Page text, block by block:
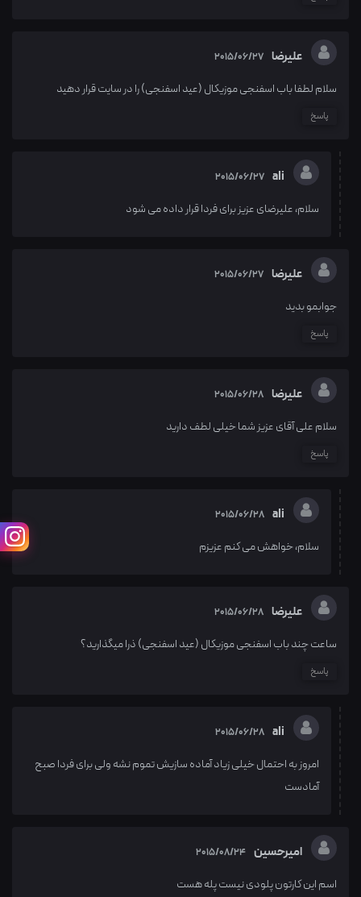
علیرضا 2015/06/27
سلام لطفا باب اسفنجی موزیکال (عید اسفنجی) را در سایت قرار دهید
پاسخ
ali
2015/06/27
سلام، علیرضای عزیز برای فردا قرار داده می شود
علیرضا 2015/06/27
جوابمو بدید
پاسخ
علیرضا 2015/06/28
سلام علی آقای عزیز شما خیلی لطف دارید
پاسخ
ali
2015/06/28
سلام، خواهش می کنم عزیزم
علیرضا 2015/06/28
ساعت چند باب اسفنجی موزیکال (عید اسفنجی) ذرا میگذارید؟
پاسخ
ali
2015/06/28
امروز به احتمال خیلی زیاد آماده سازیش تموم نشه ولی برای فردا صبح
آمادست
امیرحسین 2015/08/24
اسم این کارتون پلودی نیست پله هست